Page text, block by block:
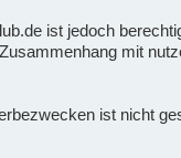
ist jedoch
mit
ist nicht